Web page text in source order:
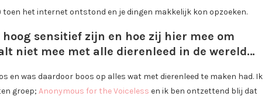
het internet ontstond en je dingen makkelijk kon opzoeken.
sensitief zijn en hoe zij hier mee om
niet mee met alle dierenleed in de wereld…
en was daardoor boos op alles wat met dierenleed te maken had. Ik
groep; Anonymous for the Voiceless en ik ben ontzettend blij dat